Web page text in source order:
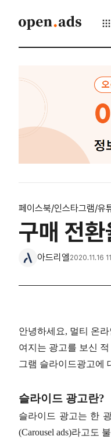
페이스북/인스타그램/유
구매 전
아드리엘2020.11.16
안녕하세요, 멀티 온
여지는 광고를 보신
그램 슬라이드광고에
슬라이드 광고란?
슬라이드 광고는 한
(Carousel ads)라고도